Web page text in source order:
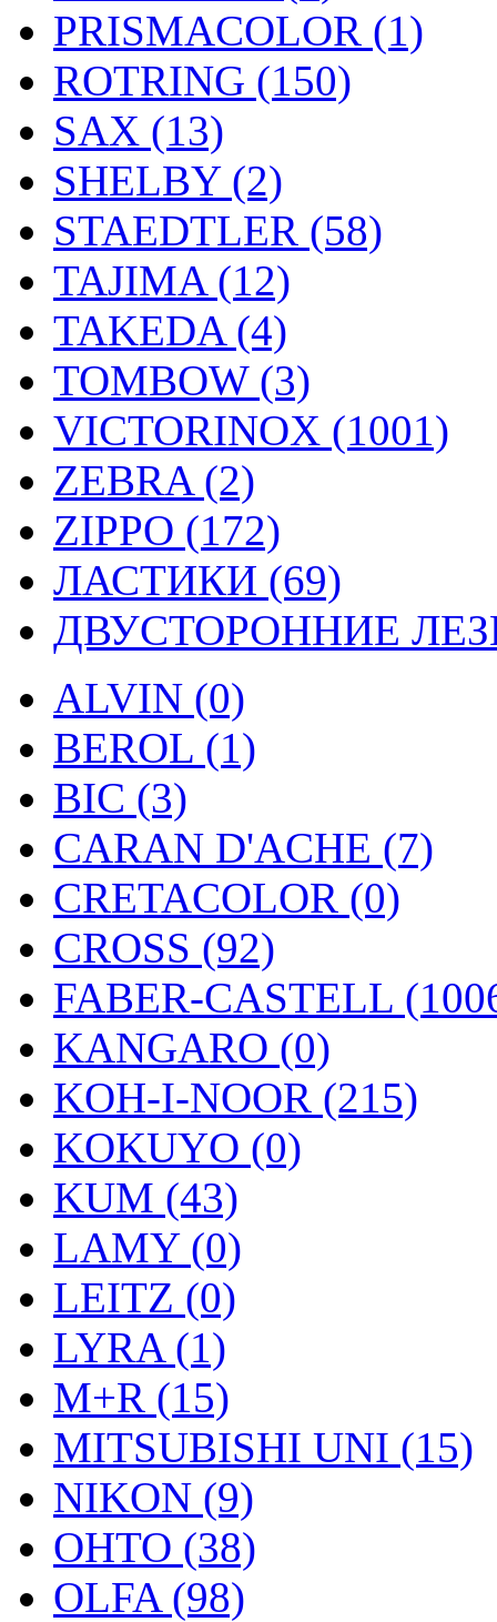
PRISMACOLOR (1)
ROTRING (150)
SAX (13)
SHELBY (2)
STAEDTLER (58)
TAJIMA (12)
TAKEDA (4)
TOMBOW (3)
VICTORINOX (1001)
ZEBRA (2)
ZIPPO (172)
ЛАСТИКИ (69)
ДВУСТОРОННИЕ
ALVIN (0)
BEROL (1)
BIC (3)
CARAN D'ACHE (7)
CRETACOLOR (0)
CROSS (92)
FABER-CASTELL
KANGARO (0)
KOH-I-NOOR (215)
KOKUYO (0)
KUM (43)
LAMY (0)
LEITZ (0)
LYRA (1)
M+R (15)
MITSUBISHI UNI (15)
NIKON (9)
OHTO (38)
OLFA (98)